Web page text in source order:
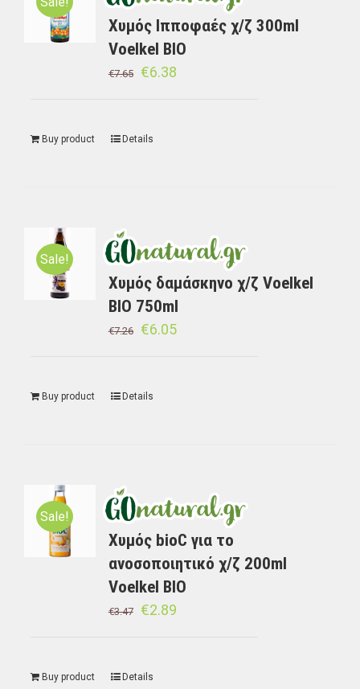
Χυμός Ιπποφαές χ/ζ 300ml
Voelkel BIO
€7.65 €6.38
Buy product Details
Sale!
Χυμός δαμάσκηνο χ/ζ Voelkel
BIO 750ml
€7.26 €6.05
Buy product Details
Sale!
Χυμός bioC για το
ανοσοποιητικό χ/ζ 200ml
Voelkel BIO
€3.47 €2.89
Buy product Details